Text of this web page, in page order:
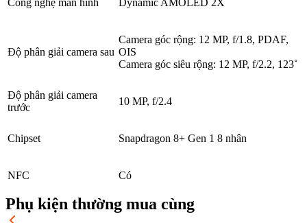
Độ phân giải camera sau
Camera góc rộng: 12 MP, f/1.8, PDAF,
OIS
Camera góc siêu rộng: 12 MP, f/2.2, 123˚
Độ phân giải camera
trước
10 MP, f/2.4
Chipset Snapdragon 8+ Gen 1 8 nhân
NFC Có
Phụ kiện thường mua cùng